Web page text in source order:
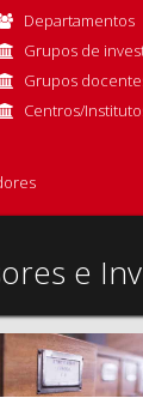
Departamentos
Grupos de
Grupos
Centros/
e